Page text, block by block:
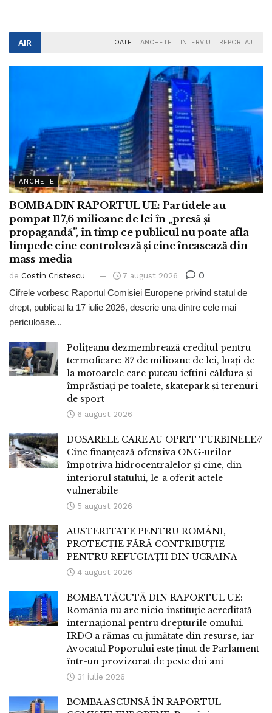
AIR TOATE ANCHETE INTERVIU REPORTAJ
ANCHETE
BOMBA DIN RAPORTUL UE: Partidele au
pompat 117,6 milioane de lei în „presă și
propagandă”, în timp ce publicul nu poate afla
limpede cine controlează și cine încasează din
mass-media
de Costin Cristescu 7 august 2026 0
Cifrele vorbesc Raportul Comisiei Europene privind statul de
drept, publicat la 17 iulie 2026, descrie una dintre cele mai
periculoase...
Polițeanu dezmembrează creditul pentru
termoficare: 37 de milioane de lei, luați de
la motoarele care puteau ieftini căldura și
împrăștiați pe toalete, skatepark și terenuri
de sport
6 august 2026
DOSARELE CARE AU OPRIT TURBINELE//
Cine finanțează ofensiva ONG-urilor
împotriva hidrocentralelor și cine, din
interiorul statului, le-a oferit actele
vulnerabile
5 august 2026
AUSTERITATE PENTRU ROMÂNI,
PROTECȚIE FĂRĂ CONTRIBUȚIE
PENTRU REFUGIAȚII DIN UCRAINA
4 august 2026
BOMBA TĂCUTĂ DIN RAPORTUL UE:
România nu are nicio instituție acreditată
internațional pentru drepturile omului.
IRDO a rămas cu jumătate din resurse, iar
Avocatul Poporului este ținut de Parlament
într-un provizorat de peste doi ani
31 iulie 2026
BOMBA ASCUNSĂ ÎN RAPORTUL